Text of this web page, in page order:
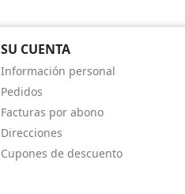
SU CUENTA
Información personal
Pedidos
Facturas por abono
Direcciones
Cupones de descuento